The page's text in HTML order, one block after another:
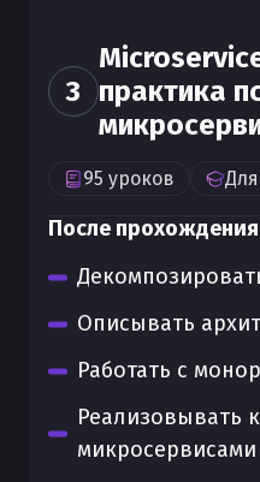
3
практика
95 уроков Для
После
Описывать
Работать с
Реализовывать
микросервисами